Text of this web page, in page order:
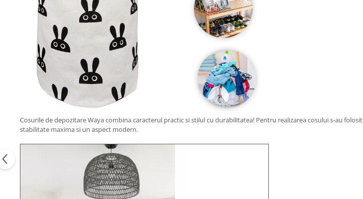
Cosurile de depozitare Waya combina caracterul practic si stilul cu durabilitatea! Pentru realizarea cosului s-au folosit
stabilitate maxima si un aspect modern.